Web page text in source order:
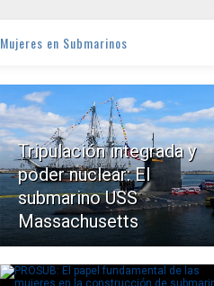
Mujeres en Submarinos
Tripulación integrada y
poder nuclear: El
submarino USS
Massachusetts